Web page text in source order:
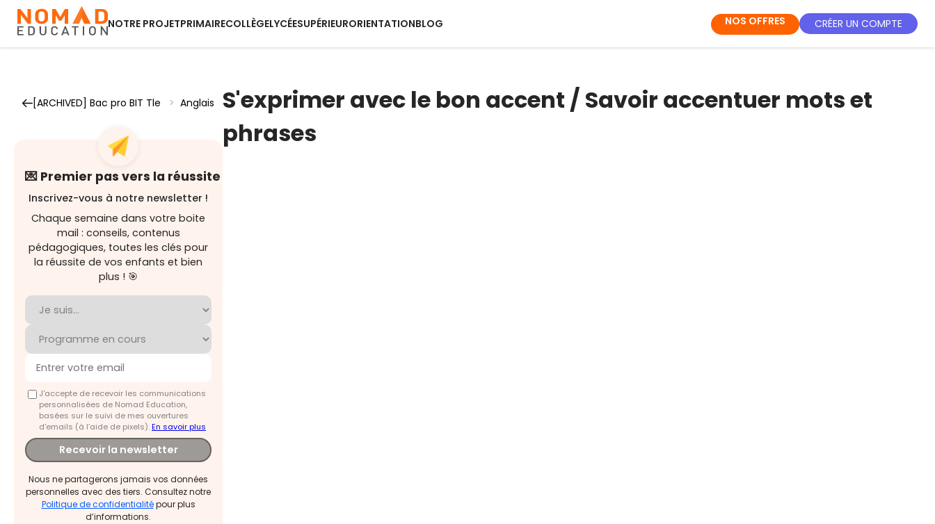
NOTRE PROJETPRIMAIRECOLLÈGELYCÉESUPÉRIEURORIENTATIONBLOG NOS OFFRES CRÉER UN COMPTE
[ARCHIVED] Bac pro BIT Tle > Anglais
💌 Premier pas vers la réussite
Inscrivez-vous à notre newsletter !
Chaque semaine dans votre boite
mail : conseils, contenus
pédagogiques, toutes les clés pour
la réussite de vos enfants et bien
plus ! 🎯
J'accepte de recevoir les communications
personnalisées de Nomad Education,
basées sur le suivi de mes ouvertures
d'emails (à l’aide de pixels).En savoir plus
Recevoir la newsletter
Nous ne partagerons jamais vos données
personnelles avec des tiers. Consultez notre
Politique de confidentialitépour plus
d’informations.
S'exprimer avec le bon accent / Savoir accentuer mots et
phrases